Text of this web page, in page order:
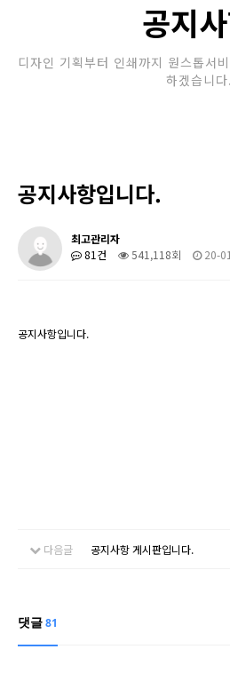
공지
디자인 기획부터 인쇄까지 원스톱서
하겠습니다.
공지사항입니다.
최고관리자
81건
541,118회 20-
공지사항입니다.
다음글 공지사항 게시판입니다.
댓글81